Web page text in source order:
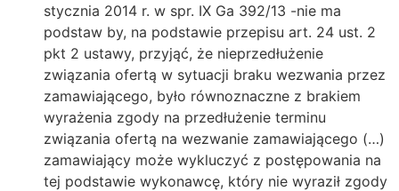
stycznia 2014 r. w spr. IX Ga 392/13 -nie ma
podstaw by, na podstawie przepisu art. 24 ust. 2
pkt 2 ustawy, przyjąć, że nieprzedłużenie
związania ofertą w sytuacji braku wezwania przez
zamawiającego, było równoznaczne z brakiem
wyrażenia zgody na przedłużenie terminu
związania ofertą na wezwanie zamawiającego (…)
zamawiający może wykluczyć z postępowania na
tej podstawie wykonawcę, który nie wyraził zgody